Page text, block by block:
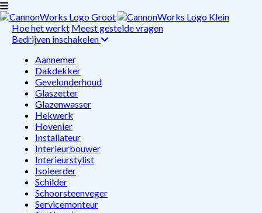
Hoe het werkt Meest gestelde vragen
Bedrijven inschakelen
Aannemer
Dakdekker
Gevelonderhoud
Glaszetter
Glazenwasser
Hekwerk
Hovenier
Installateur
Interieurbouwer
Interieurstylist
Isoleerder
Schilder
Schoorsteenveger
Servicemonteur